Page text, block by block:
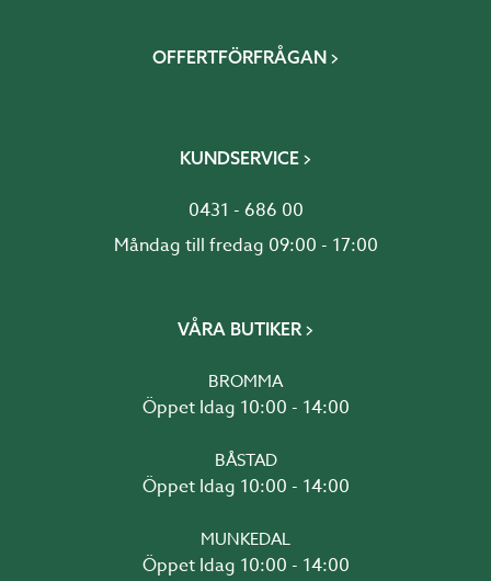
OFFERTFÖRFRÅGAN
KUNDSERVICE
0431 - 686 00
Måndag till fredag 09:00 - 17:00
VÅRA BUTIKER
BROMMA
Öppet Idag 10:00 - 14:00
BÅSTAD
Öppet Idag 10:00 - 14:00
MUNKEDAL
Öppet Idag 10:00 - 14:00